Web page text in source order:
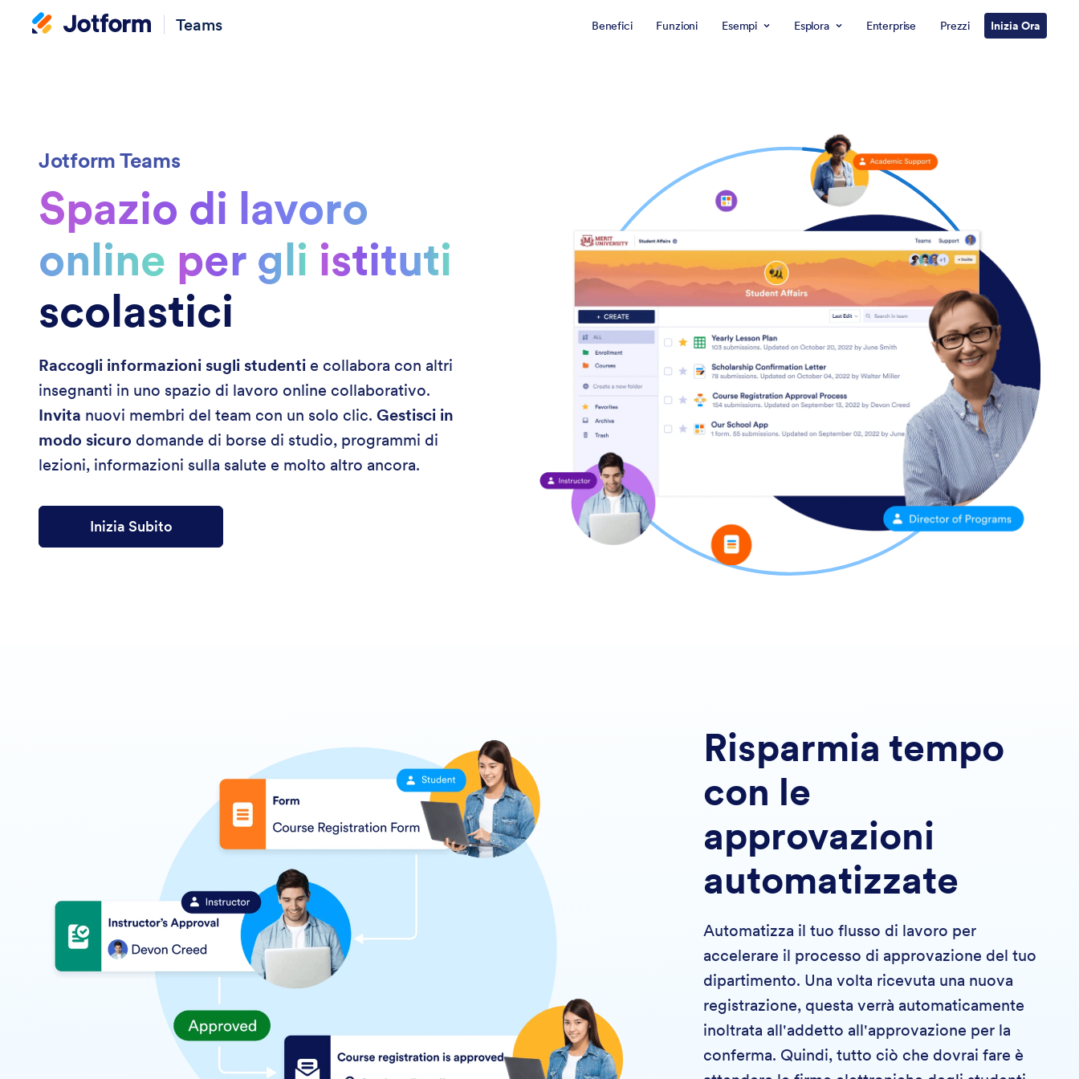
Teams Benefici Funzioni Esempi Esplora Enterprise Prezzi Inizia Ora
Jotform Teams
Spazio di lavoro
online per gli istituti
scolastici
Raccogli informazioni sugli studenti e collabora con altri
insegnanti in uno spazio di lavoro online collaborativo.
Invita nuovi membri del team con un solo clic. Gestisci in
modo sicuro domande di borse di studio, programmi di
lezioni, informazioni sulla salute e molto altro ancora.
Inizia Subito
Risparmia tempo
con le
approvazioni
automatizzate
Automatizza il tuo flusso di lavoro per
accelerare il processo di approvazione del tuo
dipartimento. Una volta ricevuta una nuova
registrazione, questa verrà automaticamente
inoltrata all'addetto all'approvazione per la
conferma. Quindi, tutto ciò che dovrai fare è